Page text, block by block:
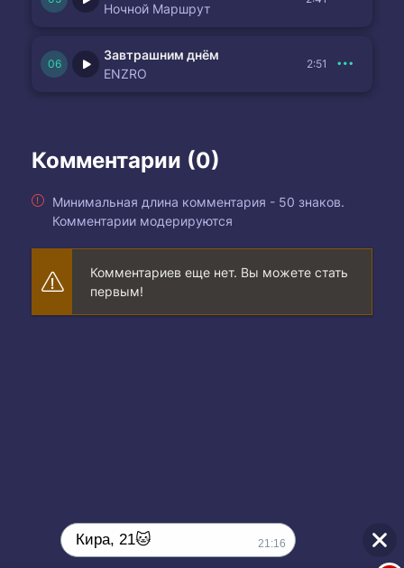
Ночной Маршрут
Завтрашним днём
ENZRO
2:51
Комментарии (0)
Минимальная длина комментария - 50 знаков.
Комментарии модерируются
Комментариев еще нет. Вы можете стать
первым!
Кира, 21🐱 21:16